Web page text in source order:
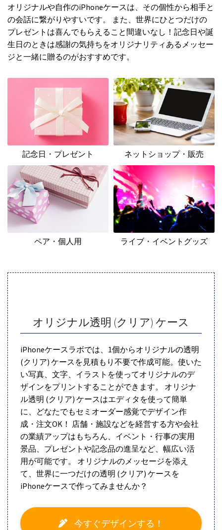
オリジナルや自作のiPhoneケースは、その個性から相手と
の会話に繋がりやすいです。 また、世界にひとつだけの
プレゼントは喜んでもらえること間違いなし！記念日や誕
生日のときは感謝の気持ちをオリジナリティあるメッセー
ジと一緒に贈るのがおすすめです。
記念日・プレゼント ネットショップ・販売
ペア・個人用 ライブ・イベントグッズ
オリジナル透明 (クリア) ケース
iPhoneケースラボでは、1個からオリジナルの透明
(クリア) ケースを見積もり不要で作成可能。使いた
い写真、文字、イラストを使ってオリジナルのデ
ザインをプリントすることができます。 オリジナ
ル透明 (クリア) ケースはエディタを使って簡単
に、どなたでもセミオーダー感覚でデザイン作
成・注文OK！ 店舗・施設などを経営する方や会社
の業績アップはもちろん、イベント・行事の実用
景品、プレゼントや記念品の進呈など、幅広い活
用が可能です。 オリジナルのメッセージを添え
て、世界に一つだけの透明 (クリア) ケースを
iPhoneケースで作ってみませんか？
今すぐデザインする！